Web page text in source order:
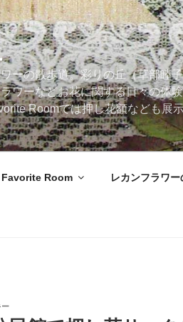
ーの散歩道。彩りの丘（草部睦
ワーなどお花に関する日々の体
Roomでは押し花額なども展
Favorite Room レカンフラワー
ー